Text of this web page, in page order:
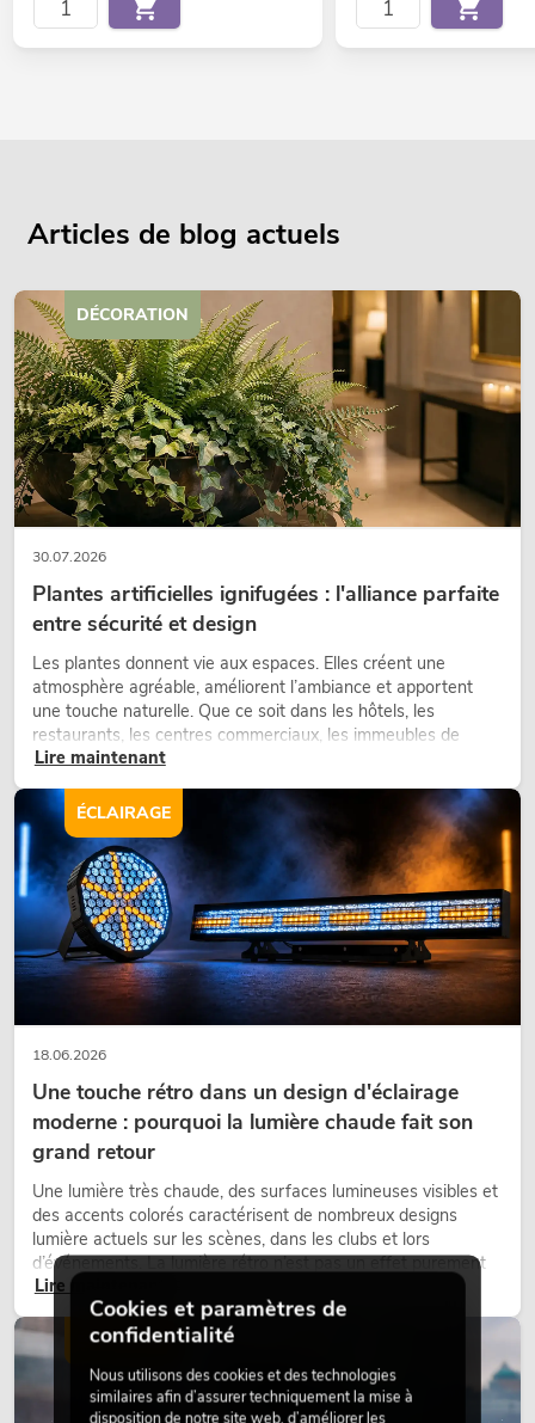
Articles de blog actuels
30.07.2026
Plantes artificielles ignifugées : l'alliance parfaite
entre sécurité et design
Les plantes donnent vie aux espaces. Elles créent une
atmosphère agréable, améliorent l’ambiance et apportent
une touche naturelle. Que ce soit dans les hôtels, les
restaurants, les centres commerciaux, les immeubles de
bureaux ou sur les stands d’exposition, une végétalisation de
d’aménagement modernes.
Lire maintenant
DÉCORATION
18.06.2026
Une touche rétro dans un design d'éclairage
moderne : pourquoi la lumière chaude fait son
grand retour
Une lumière très chaude, des surfaces lumineuses visibles et
des accents colorés caractérisent de nombreux designs
lumière actuels sur les scènes, dans les clubs et lors
d’événements. La lumière rétro n’est pas un effet purement
nostalgique, mais un outil de conception utilisé de manière
ciblée : elle crée une atmosphère, donne du caractère aux
scènes et peut rendre les configurations LED techniques plus
émotionnelles.
Lire maintenant
ÉCLAIRAGE
ÉCLAIRAGE
Cookies et paramètres de
confidentialité
Nous utilisons des cookies et des technologies
similaires afin d’assurer techniquement la mise à
disposition de notre site web, d’améliorer les